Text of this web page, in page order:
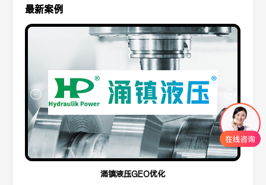
最新案例
涌镇液压GEO优化